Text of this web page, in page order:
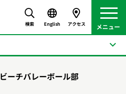
検索 English アクセス
ビーチバレーボール部